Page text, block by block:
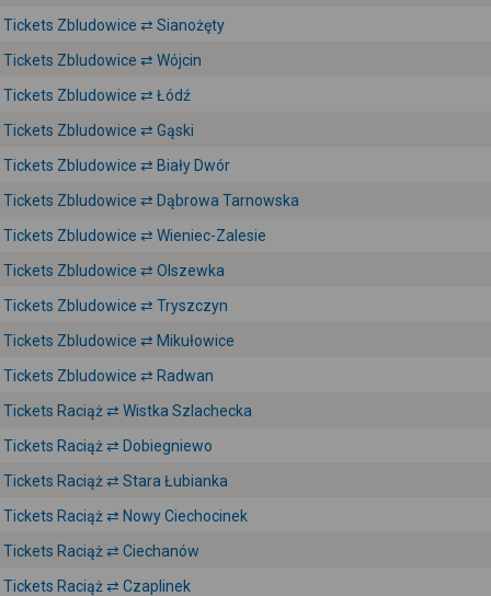
Tickets Zbludowice ⇄ Sianożęty
Tickets Zbludowice ⇄ Wójcin
Tickets Zbludowice ⇄ Łódź
Tickets Zbludowice ⇄ Gąski
Tickets Zbludowice ⇄ Biały Dwór
Tickets Zbludowice ⇄ Dąbrowa Tarnowska
Tickets Zbludowice ⇄ Wieniec-Zalesie
Tickets Zbludowice ⇄ Olszewka
Tickets Zbludowice ⇄ Tryszczyn
Tickets Zbludowice ⇄ Mikułowice
Tickets Zbludowice ⇄ Radwan
Tickets Raciąż ⇄ Wistka Szlachecka
Tickets Raciąż ⇄ Dobiegniewo
Tickets Raciąż ⇄ Stara Łubianka
Tickets Raciąż ⇄ Nowy Ciechocinek
Tickets Raciąż ⇄ Ciechanów
Tickets Raciąż ⇄ Czaplinek